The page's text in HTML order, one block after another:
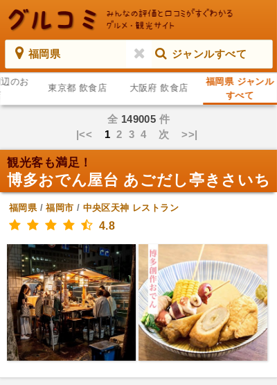
福岡県 ジャンルすべて
のお
東京都 飲食店 大阪府 飲食店
福岡県 ジャンル
すべて
全 149005 件
|<< 12 3 4 次 >>|
観光客も満足！
博多おでん屋台 あごだし亭きさいち
福岡県/福岡市 / 中央区天神 レストラン
4.8